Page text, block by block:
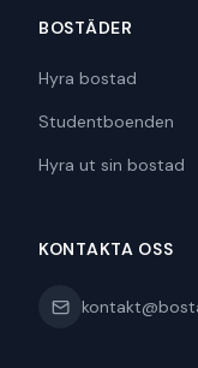
BOSTÄDER
Hyra bostad
Studentboenden
Hyra ut sin bostad
KONTAKTA OSS